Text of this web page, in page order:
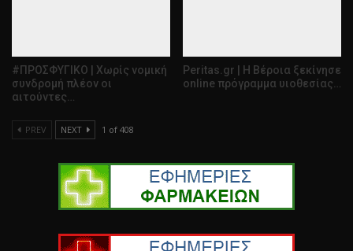
#ΠΡΟΣΦΥΓΙΚΟ | Χωρίς νομική
συνδρομή πλέον οι
αιτούντες…
Peritas.gr | Η Βέροια ξεκίνησε
online πρόγραμμα υιοθεσίας…
PREV NEXT 1 of 408